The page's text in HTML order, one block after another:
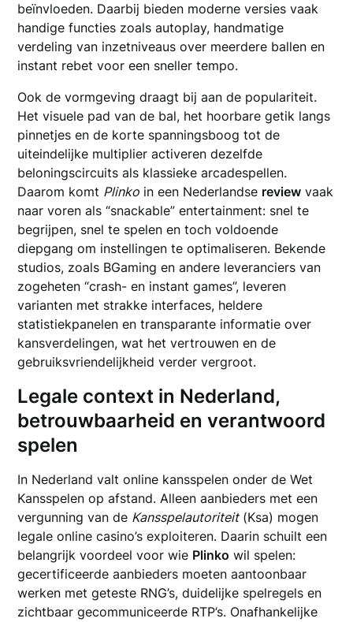
beïnvloeden. Daarbij bieden moderne versies vaak
handige functies zoals autoplay, handmatige
verdeling van inzetniveaus over meerdere ballen en
instant rebet voor een sneller tempo.
Ook de vormgeving draagt bij aan de populariteit.
Het visuele pad van de bal, het hoorbare getik langs
pinnetjes en de korte spanningsboog tot de
uiteindelijke multiplier activeren dezelfde
beloningscircuits als klassieke arcadespellen.
Daarom komt Plinko in een Nederlandse review vaak
naar voren als “snackable” entertainment: snel te
begrijpen, snel te spelen en toch voldoende
diepgang om instellingen te optimaliseren. Bekende
studios, zoals BGaming en andere leveranciers van
zogeheten “crash- en instant games”, leveren
varianten met strakke interfaces, heldere
statistiekpanelen en transparante informatie over
kansverdelingen, wat het vertrouwen en de
gebruiksvriendelijkheid verder vergroot.
Legale context in Nederland,
betrouwbaarheid en verantwoord
spelen
In Nederland valt online kansspelen onder de Wet
Kansspelen op afstand. Alleen aanbieders met een
vergunning van de Kansspelautoriteit(Ksa) mogen
legale online casino’s exploiteren. Daarin schuilt een
belangrijk voordeel voor wie Plinko wil spelen:
gecertificeerde aanbieders moeten aantoonbaar
werken met geteste RNG’s, duidelijke spelregels en
zichtbaar gecommuniceerde RTP’s. Onafhankelijke